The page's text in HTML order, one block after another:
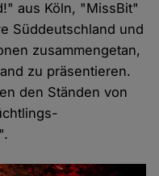
aus Köln, "MissBit"
Süddeutschland und
zusammengetan,
zu präsentieren.
den Ständen von